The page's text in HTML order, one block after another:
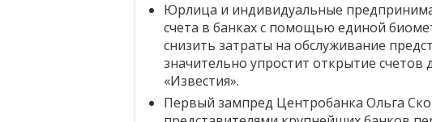
Юрлица и индивидуальные
счета в банках с помощью единой
снизить затраты на обслуживание
значительно упростит открытие счетов
«Известия».
Первый зампред Центробанка Ольга